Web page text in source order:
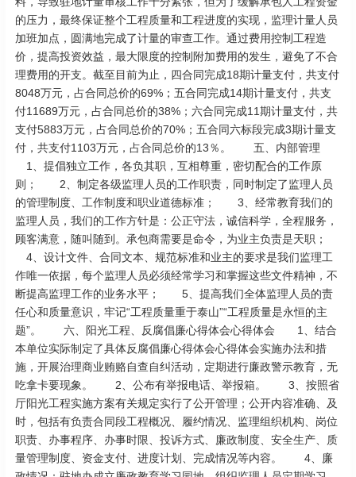
的压力，最终保证整个工程质量和工程进度的实现，监理计量人员
加班加点，圆满地完成了计量的审查工作。通过费用控制工程造
价，提高投资效益，最大限度的控制附加费用的发生，避免了不合
理费用的开支。截至目前为止，四合同完成18期计量支付，共支付
8048万元，占合同总价的69%；五合同完成14期计量支付，共支
付11689万元，占合同总价的38%；六合同完成11期计量支付，共
支付5883万元，占合同总价的70%；五合同六标段完成3期计量支
付，共支付1103万元，占合同总价的13％。 五、内部管理
1、提倡独立工作，各负其职，互相尊重，密切配合的工作原
则； 2、制定各级监理人员的工作职责，同时制定了监理人员
的管理制度、工作制度和职业道德标准； 3、经常教育我们的
监理人员，我们的工作方针是：公正守法，诚信科学，全程服务，
顾客满意，随叫随到。承包商需要是命令，为业主负责是天职；
4、设计文件、合同文本、规范标准和业主的要求是我们监理工
作唯一依据，每个监理人员必须经常学习和掌握这些文件精神，不
断提高监理工作的业务水平； 5、提高我们全体监理人员的责
任心和质量意识，牢记“工程质量重于泰山”“工程质量是永恒的主
题”。 六、阳光工程、反腐倡廉心得体会心得体会 1、结合
本单位实际制定了具体反腐倡廉心得体会心得体会实施办法和措
施，开展治理商业贿赂自查自纠活动，定期进行廉政警示教育，无
吃拿卡要现象。 2、公布有举报电话、举报箱。 3、按照省
厅阳光工程实施方案有关规定实行了公开管理；公开内容准确、及
时，包括有负责合同段工程概况、履约情况、监理组织机构、岗位
职责、办事程序、办事时限、投诉方式、廉政制度、安全生产、质
量管理制度、资金支付、进度计划、完成情况等内容。 4、廉